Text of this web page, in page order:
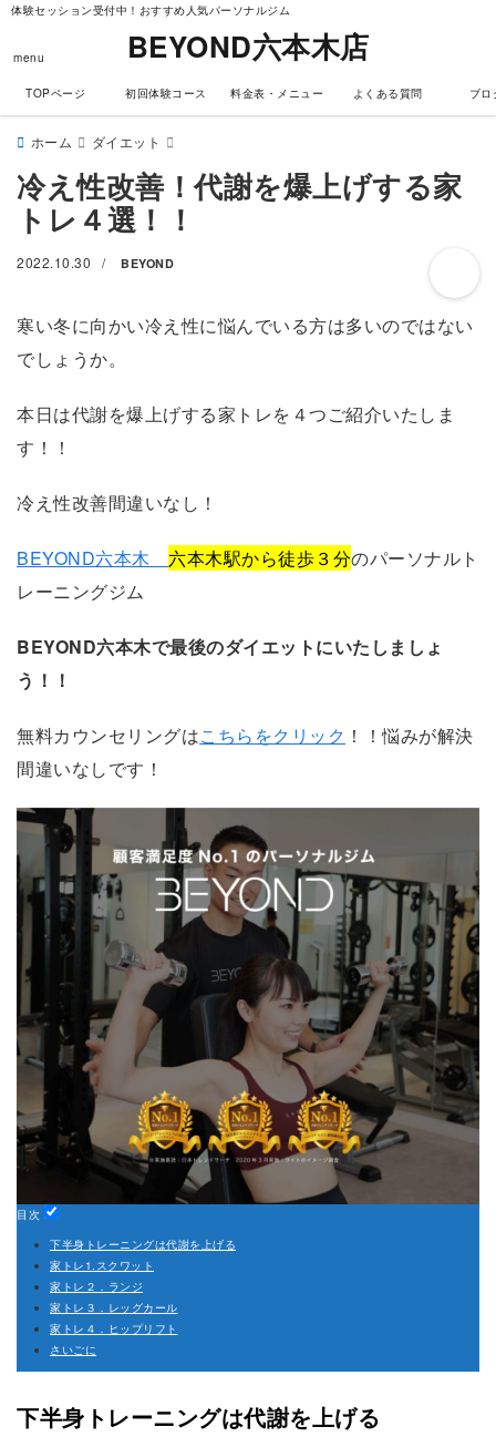
体験セッション受付中！おすすめ人気パーソナルジム
menu BEYOND六本木店
TOPページ 初回体験コース 料金表・メニュー よくある質問 ブロ
ホーム ダイエット
冷え性改善！代謝を爆上げする家
トレ４選！！
2022.10.30 / BEYOND
寒い冬に向かい冷え性に悩んでいる方は多いのではない
でしょうか。
本日は代謝を爆上げする家トレを４つご紹介いたしま
す！！
冷え性改善間違いなし！
BEYOND六本木 六本木駅から徒歩３分のパーソナルト
レーニングジム
BEYOND六本木で最後のダイエットにいたしましょ
う！！
無料カウンセリングはこちらをクリック ！！悩みが解決
間違いなしです！
目次
下半身トレーニングは代謝を上げる
家トレ1.スクワット
家トレ２．ランジ
家トレ３．レッグカール
家トレ４．ヒップリフト
さいごに
下半身トレーニングは代謝を上げる